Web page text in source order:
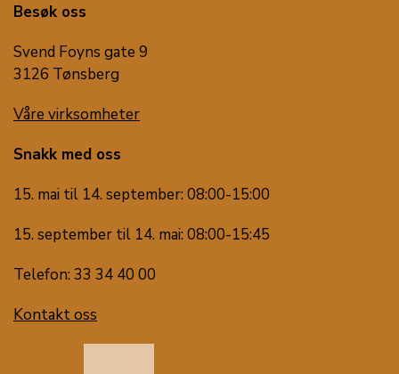
Besøk oss
Svend Foyns gate 9
3126 Tønsberg
Våre virksomheter
Snakk med oss
15. mai til 14. september: 08:00-15:00
15. september til 14. mai: 08:00-15:45
Telefon: 33 34 40 00
Kontakt oss